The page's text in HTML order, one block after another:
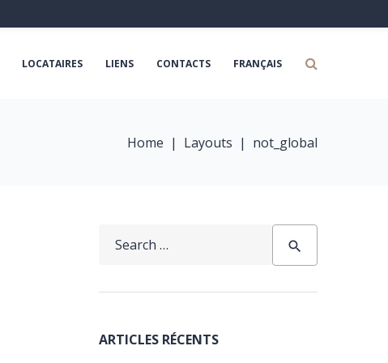
LOCATAIRES LIENS CONTACTS FRANÇAIS
Home | Layouts | not_global
for:
search
ARTICLES RÉCENTS